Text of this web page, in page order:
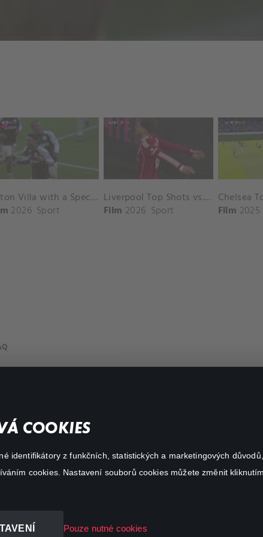
COOKIES
identifikátory z funkčních, statistických a marketingových
cookies. Nastavení souborů cookies můžete změnit
Pouze nutné cookies
Aston Villa with a Spectacular Goal vs. Nottingham Forest
2026 Sport
Liverpool Top Shots vs. Fulham
Film 2026 Sport
Film 2025